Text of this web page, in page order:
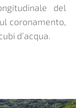
del
coronamento,
d’acqua.